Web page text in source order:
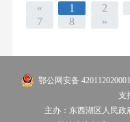
« 1 2
7
8 »
鄂公网安备
支
主办：东西湖区人民政